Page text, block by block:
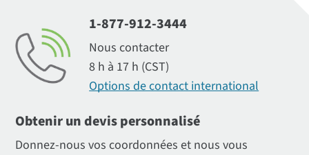
1-877-912-3444
Nous contacter
8 h à 17 h (CST)
Options de contact international
Obtenir un devis personnalisé
Donnez-nous vos coordonnées et nous vous